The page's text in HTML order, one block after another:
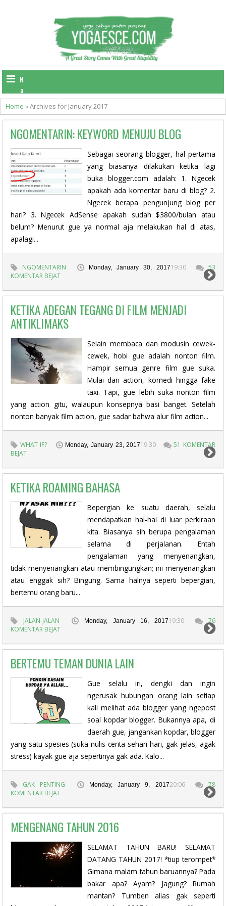
N
a
v
i
g
a
t
i
o
n
Home »Archives for January 2017
NGOMENTARIN: KEYWORD MENUJU BLOG
Sebagai seorang blogger, hal pertama
yang biasanya dilakukan ketika lagi
buka blogger.com adalah: 1. Ngecek
apakah ada komentar baru di blog? 2.
Ngecek berapa pengunjung blog per
hari? 3. Ngecek AdSense apakah sudah $3800/bulan atau
belum? Menurut gue ya normal aja melakukan hal di atas,
apalagi...
NGOMENTARIN Monday, January 30, 201719:30
53
KOMENTAR BEJAT
KETIKA ADEGAN TEGANG DI FILM MENJADI
ANTIKLIMAKS
Selain membaca dan modusin cewek-
cewek, hobi gue adalah nonton film.
Hampir semua genre film gue suka.
Mulai dari action, komedi hingga fake
taxi. Tapi, gue lebih suka nonton film
yang action gitu, walaupun konsepnya basi banget. Setelah
nonton banyak film action, gue sadar bahwa alur film action...
WHAT IF? Monday, January 23, 201719:30
51 KOMENTAR
BEJAT
KETIKA ROAMING BAHASA
Bepergian ke suatu daerah, selalu
mendapatkan hal-hal di luar perkiraan
kita. Biasanya sih berupa pengalaman
selama di perjalanan. Entah
pengalaman yang menyenangkan,
tidak menyenangkan atau membingungkan; ini menyenangkan
atau enggak sih? Bingung. Sama halnya seperti bepergian,
bertemu orang baru...
JALAN-JALAN Monday, January 16, 201719:30
76
KOMENTAR BEJAT
BERTEMU TEMAN DUNIA LAIN
Gue selalu iri, dengki dan ingin
ngerusak hubungan orang lain setiap
kali melihat ada blogger yang ngepost
soal kopdar blogger. Bukannya apa, di
daerah gue, jangankan kopdar, blogger
yang satu spesies (suka nulis cerita sehari-hari, gak jelas, agak
stress) kayak gue aja sepertinya gak ada. Kalo...
GAK PENTING Monday, January 9, 201720:06
78
KOMENTAR BEJAT
MENGENANG TAHUN 2016
SELAMAT TAHUN BARU! SELAMAT
DATANG TAHUN 2017! *tiup terompet*
Gimana malam tahun baruannya? Pada
bakar apa? Ayam? Jagung? Rumah
mantan? Tumben alias gak seperti